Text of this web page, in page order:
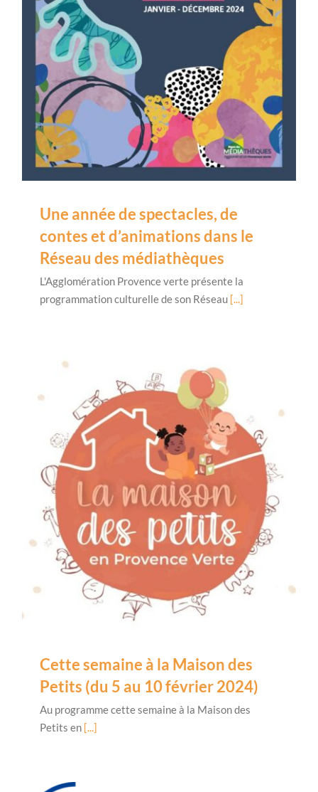
Une année de spectacles, de
contes et d’animations dans le
Réseau des médiathèques
L'Agglomération Provence verte présente la
programmation culturelle de son Réseau [...]
Cette semaine à la Maison des
Petits (du 5 au 10 février 2024)
Au programme cette semaine à la Maison des
Petits en [...]